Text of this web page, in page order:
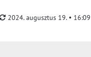
2024. augusztus 19. 16:09